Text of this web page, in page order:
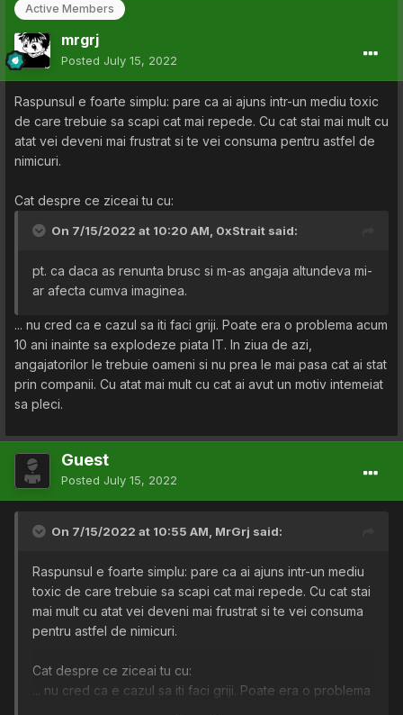
Active Members
mrgrj
Posted July 15, 2022
Raspunsul e foarte simplu: pare ca ai ajuns intr-un mediu toxic
de care trebuie sa scapi cat mai repede. Cu cat stai mai mult cu
atat vei deveni mai frustrat si te vei consuma pentru astfel de
nimicuri.
Cat despre ce ziceai tu cu:
On 7/15/2022 at 10:20 AM, 0xStrait said:
pt. ca daca as renunta brusc si m-as angaja altundeva mi-
ar afecta cumva imaginea.
... nu cred ca e cazul sa iti faci griji. Poate era o problema acum
10 ani inainte sa explodeze piata IT. In ziua de azi,
angajatorilor le trebuie oameni si nu prea le mai pasa cat ai stat
prin companii. Cu atat mai mult cu cat ai avut un motiv intemeiat
sa pleci.
Guest
Posted July 15, 2022
On 7/15/2022 at 10:55 AM, MrGrj said:
Raspunsul e foarte simplu: pare ca ai ajuns intr-un mediu
toxic de care trebuie sa scapi cat mai repede. Cu cat stai
mai mult cu atat vei deveni mai frustrat si te vei consuma
pentru astfel de nimicuri.
Cat despre ce ziceai tu cu:
... nu cred ca e cazul sa iti faci griji. Poate era o problema